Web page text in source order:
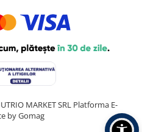
MARKET SRL Platforma E-
by Gomag